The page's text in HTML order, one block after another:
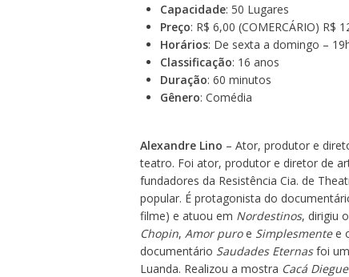
Capacidade: 50 Lugares
Preço: R$ 6,00 (COMERCÁRIO) R$
Horários: De sexta a domingo –
Classificação: 16 anos
Duração: 60 minutos
Gênero: Comédia
Alexandre Lino – Ator, produtor e
teatro. Foi ator, produtor e diretor de
fundadores da Resistência Cia. de
popular. É protagonista do
filme) e atuou em Nordestinos, dirigiu
Chopin, Amor puroe Simplesmentee
documentário Saudades Eternasfoi um
Luanda. Realizou a mostra Cacá